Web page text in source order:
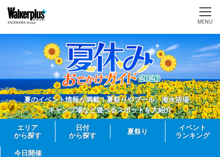
MENU
夏のイベント情報が満載！夏祭りやプール、海水浴場、
キャンプ場など遊べるスポットを大紹介
エリア
から探す
日付
から探す
夏祭り
イベント
ランキング
今日開催